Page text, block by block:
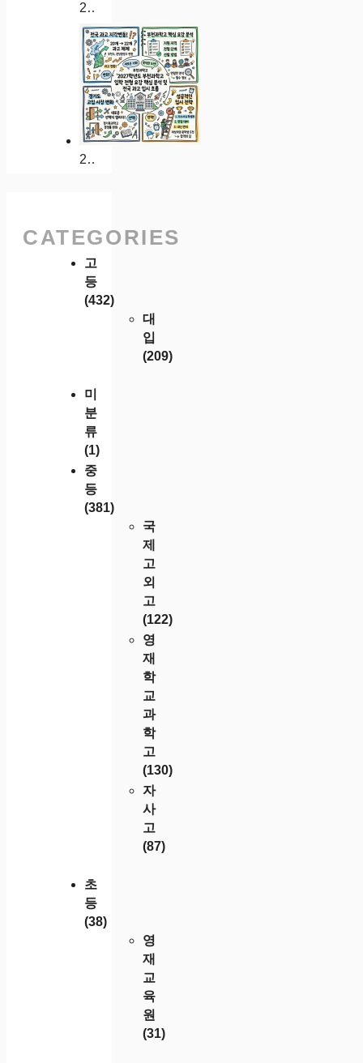
2027학년도 분당중앙과학고 입학 전형 요강 분석 및 성남 지역인재 합격 전략
2027학년도 부천과학고 입학 전형 요강 핵심 분석 및 전국 과고 입시 흐름
CATEGORIES
고
등
(432)
대
입
(209)
미
분
류
(1)
중
등
(381)
국
제
고
외
고
(122)
영
재
학
교
과
학
고
(130)
자
사
고
(87)
초
등
(38)
영
재
교
육
원
(31)